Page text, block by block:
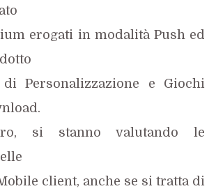
erogati in modalità Push ed
Personalizzazione e Giochi
si stanno valutando le
client, anche se si tratta di